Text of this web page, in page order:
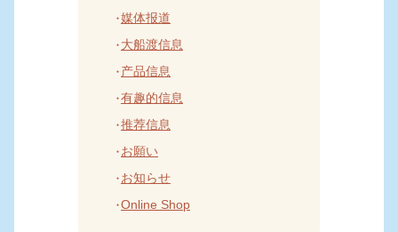
媒体报道
大船渡信息
产品信息
有趣的信息
推荐信息
お願い
お知らせ
Online Shop